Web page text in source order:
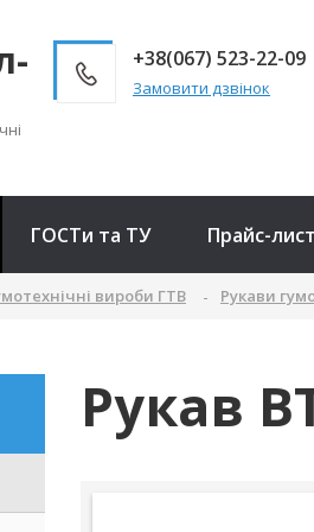
+38(067) 523-22-09
Замовити дзвінок
ГОСТи та ТУ Прайс-лист
вироби ГТВ Рукави
Рукав